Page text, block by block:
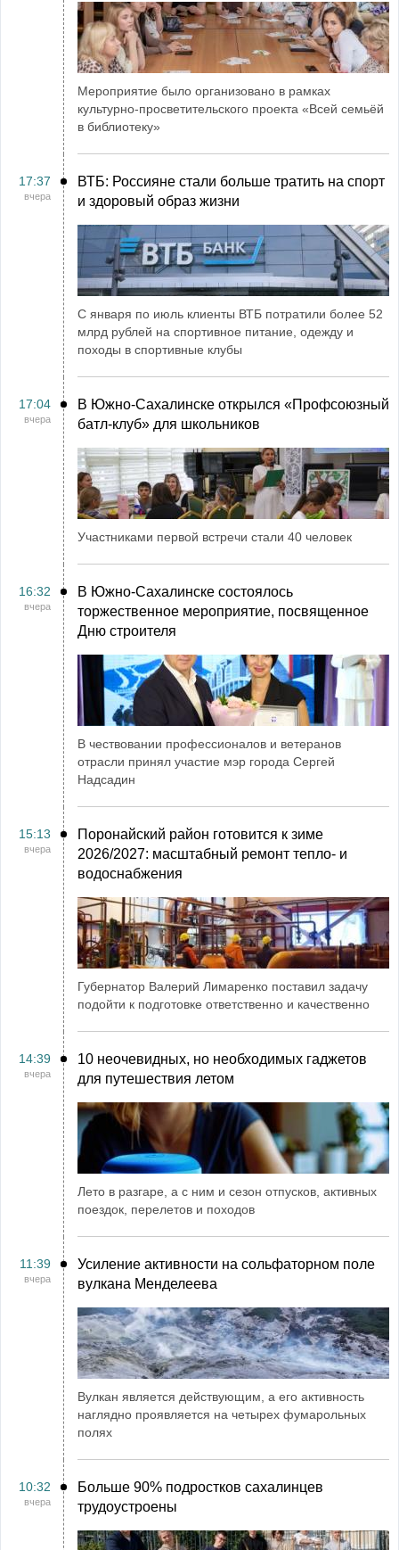
Мероприятие было организовано в рамках
культурно-просветительского проекта «Всей семьёй
в библиотеку»
17:37
вчера
ВТБ: Россияне стали больше тратить на спорт
и здоровый образ жизни
С января по июль клиенты ВТБ потратили более 52
млрд рублей на спортивное питание, одежду и
походы в спортивные клубы
17:04
вчера
В Южно-Сахалинске открылся «Профсоюзный
батл-клуб» для школьников
Участниками первой встречи стали 40 человек
16:32
вчера
В Южно-Сахалинске состоялось
торжественное мероприятие, посвященное
Дню строителя
В чествовании профессионалов и ветеранов
отрасли принял участие мэр города Сергей
Надсадин
15:13
вчера
Поронайский район готовится к зиме
2026/2027: масштабный ремонт тепло- и
водоснабжения
Губернатор Валерий Лимаренко поставил задачу
подойти к подготовке ответственно и качественно
14:39
вчера
10 неочевидных, но необходимых гаджетов
для путешествия летом
Лето в разгаре, а с ним и сезон отпусков, активных
поездок, перелетов и походов
11:39
вчера
Усиление активности на сольфаторном поле
вулкана Менделеева
Вулкан является действующим, а его активность
наглядно проявляется на четырех фумарольных
полях
10:32
вчера
Больше 90% подростков сахалинцев
трудоустроены